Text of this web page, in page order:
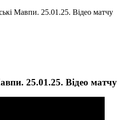
Мавпи. 25.01.25. Відео матчу
25.01.25. Відео матчу